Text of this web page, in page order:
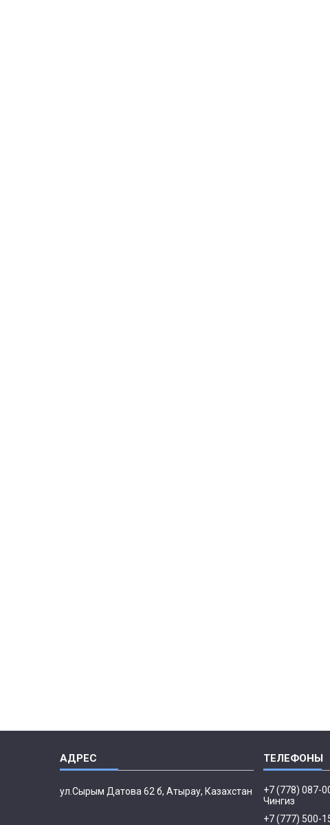
ул.Сырым Датова 62 б, Атырау, Казахстан
+7 (778) 087-
Чингиз
+7 (777) 500-